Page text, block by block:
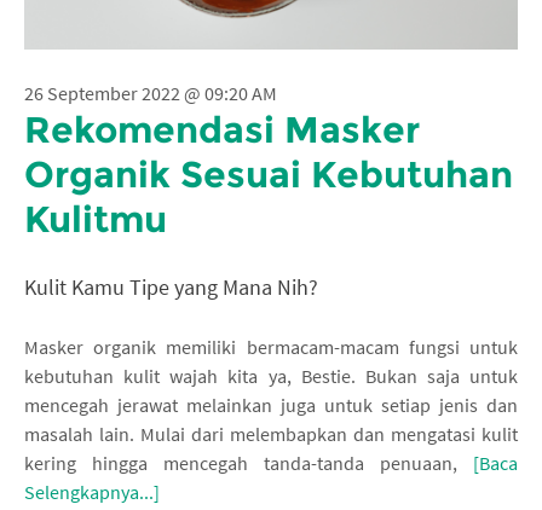
26 September 2022 @ 09:20 AM
Rekomendasi Masker
Organik Sesuai Kebutuhan
Kulitmu
Kulit Kamu Tipe yang Mana Nih?
Masker organik memiliki bermacam-macam fungsi untuk
kebutuhan kulit wajah kita ya, Bestie. Bukan saja untuk
mencegah jerawat melainkan juga untuk setiap jenis dan
masalah lain. Mulai dari melembapkan dan mengatasi kulit
kering hingga mencegah tanda-tanda penuaan, [Baca
Selengkapnya...]